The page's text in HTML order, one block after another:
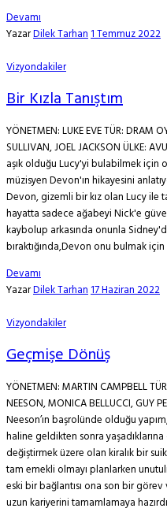
Devamı
YazarDilek Tarhan1 Temmuz 2022
Vizyondakiler
Bir Kızla Tanıştım
YÖNETMEN: LUKE EVE TÜR: DRAM
SULLIVAN, JOEL JACKSON ÜLKE:
aşık olduğu Lucy'yi bulabilmek için
müzisyen Devon'ın hikayesini
Devon, gizemli bir kız olan Lucy ile
hayatta sadece ağabeyi Nick'e
kaybolup arkasında onunla
bıraktığında,Devon onu bulmak
Devamı
YazarDilek Tarhan17 Haziran 2022
Vizyondakiler
Geçmişe Dönüş
YÖNETMEN: MARTIN CAMPBELL
NEESON, MONICA BELLUCCI, GUY
Neeson’ın başrolünde olduğu
haline geldikten sonra yaşadıklarına
değiştirmek üzere olan kiralık bir
tam emekli olmayı planlarken
eski bir bağlantısı ona son bir
uzun kariyerini tamamlamaya